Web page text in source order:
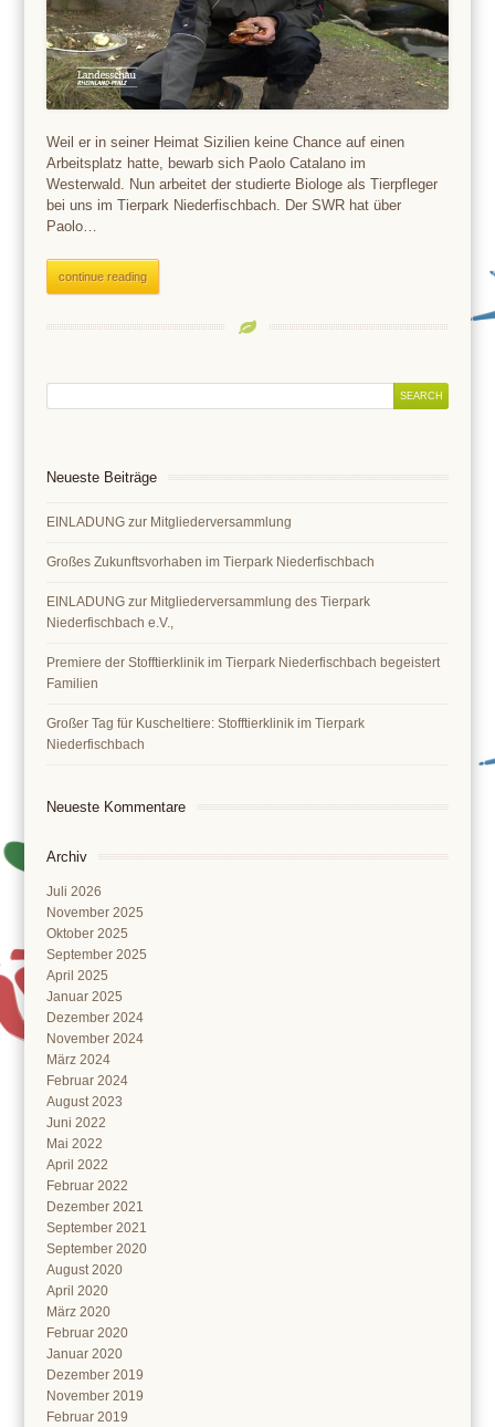
Weil er in seiner Heimat Sizilien keine Chance auf einen
Arbeitsplatz hatte, bewarb sich Paolo Catalano im
Westerwald. Nun arbeitet der studierte Biologe als Tierpfleger
bei uns im Tierpark Niederfischbach. Der SWR hat über
Paolo…
continue reading
Neueste Beiträge
EINLADUNG zur Mitgliederversammlung
Großes Zukunftsvorhaben im Tierpark Niederfischbach
EINLADUNG zur Mitgliederversammlung des Tierpark
Niederfischbach e.V.,
Premiere der Stofftierklinik im Tierpark Niederfischbach begeistert
Familien
Großer Tag für Kuscheltiere: Stofftierklinik im Tierpark
Niederfischbach
Neueste Kommentare
Archiv
Juli 2026
November 2025
Oktober 2025
September 2025
April 2025
Januar 2025
Dezember 2024
November 2024
März 2024
Februar 2024
August 2023
Juni 2022
Mai 2022
April 2022
Februar 2022
Dezember 2021
September 2021
September 2020
August 2020
April 2020
März 2020
Februar 2020
Januar 2020
Dezember 2019
November 2019
Februar 2019